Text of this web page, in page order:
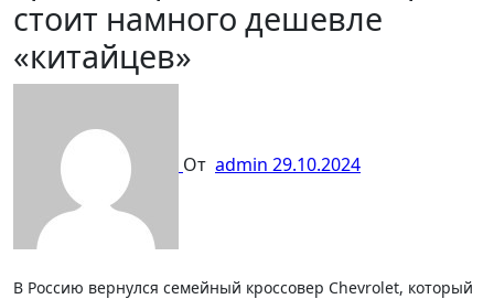
стоит намного дешевле
«китайцев»
От admin 29.10.2024
В Россию вернулся семейный кроссовер Chevrolet, который